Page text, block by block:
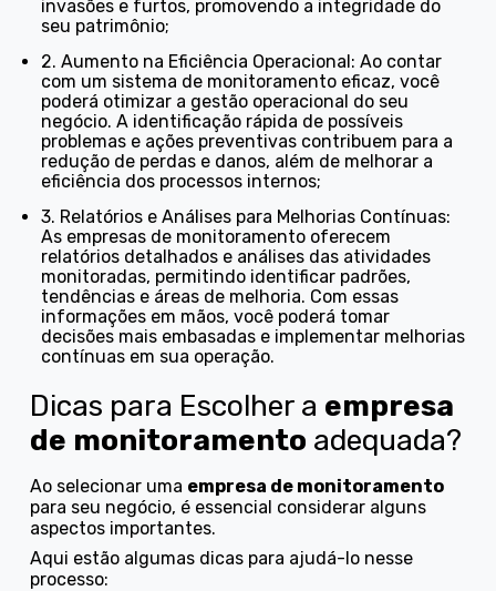
invasões e furtos, promovendo a integridade do
seu patrimônio;
2. Aumento na Eficiência Operacional: Ao contar
com um sistema de monitoramento eficaz, você
poderá otimizar a gestão operacional do seu
negócio. A identificação rápida de possíveis
problemas e ações preventivas contribuem para a
redução de perdas e danos, além de melhorar a
eficiência dos processos internos;
3. Relatórios e Análises para Melhorias Contínuas:
As empresas de monitoramento oferecem
relatórios detalhados e análises das atividades
monitoradas, permitindo identificar padrões,
tendências e áreas de melhoria. Com essas
informações em mãos, você poderá tomar
decisões mais embasadas e implementar melhorias
contínuas em sua operação.
Dicas para Escolher a empresa
de monitoramento adequada?
Ao selecionar uma empresa de monitoramento
para seu negócio, é essencial considerar alguns
aspectos importantes.
Aqui estão algumas dicas para ajudá-lo nesse
processo: